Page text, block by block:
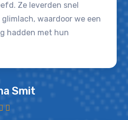
Ze leverden snel
waardoor we een
hadden met hun
Smit